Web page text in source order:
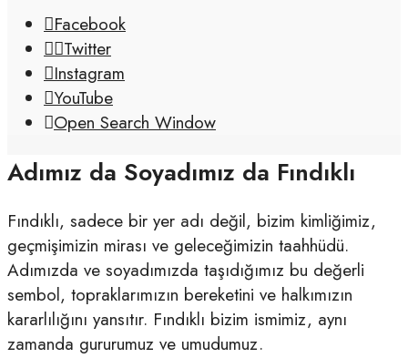
Facebook
Twitter
Instagram
YouTube
Open Search Window
Adımız da Soyadımız da Fındıklı
Fındıklı, sadece bir yer adı değil, bizim kimliğimiz,
geçmişimizin mirası ve geleceğimizin taahhüdü.
Adımızda ve soyadımızda taşıdığımız bu değerli
sembol, topraklarımızın bereketini ve halkımızın
kararlılığını yansıtır. Fındıklı bizim ismimiz, aynı
zamanda gururumuz ve umudumuz.